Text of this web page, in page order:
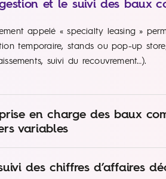
et le suivi des baux
appelé « specialty leasing »
temporaire, stands ou pop-up
suivi du recouvrement…).
en charge des baux
variables
des chiffres d’affaires